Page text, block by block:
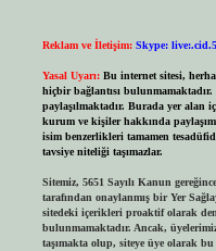
Reklam ve İletişim: Skype:
Yasal Uyarı: Bu internet sitesi,
hiçbir bağlantısı bulunmamaktadır.
paylaşılmaktadır. Burada yer alan
kurum ve kişiler hakkında
isim benzerlikleri tamamen
tavsiye niteliği taşımazlar.
Sitemiz, 5651 Sayılı Kanun
tarafından onaylanmış bir Yer
sitedeki içerikleri proaktif olarak
bulunmamaktadır. Ancak,
taşımakta olup, siteye üye olarak